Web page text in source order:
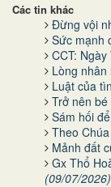
Các tin khác
Đừng vội
Sức mạnh
CCT:
Lòng
Luật của
Trở nên
Sám hối
Theo
Mảnh đất
Gx Thổ
(09/07/2026)